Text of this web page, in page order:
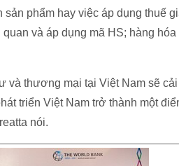
phẩm hay việc áp dụng thuế
và áp dụng mã HS; hàng hóa
và thương mại tại Việt Nam sẽ
triển Việt Nam trở thành một
nói.